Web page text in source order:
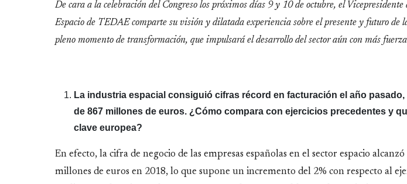
De cara a la celebración del Congreso los próximos días 9 y 10 de octubre, el
Espacio de TEDAE comparte su visión y dilatada experiencia sobre el presente y futuro de
pleno momento de transformación, que impulsará el desarrollo del sector aún con más
La industria espacial consiguió cifras récord en facturación el año pasado,
de 867 millones de euros. ¿Cómo compara con ejercicios precedentes y
clave europea?
En efecto, la cifra de negocio de las empresas españolas en el sector espacio
millones de euros en 2018, lo que supone un incremento del 2% con respecto al